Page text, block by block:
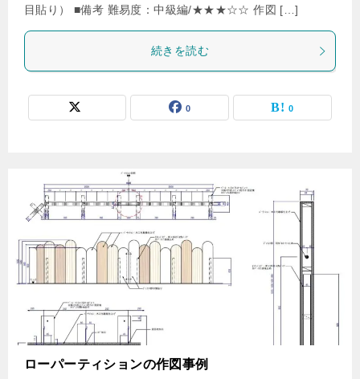
目貼り） ■備考 難易度：中級編/★★★☆☆ 作図 […]
続きを読む
0 0
ローパーティションの作図事例